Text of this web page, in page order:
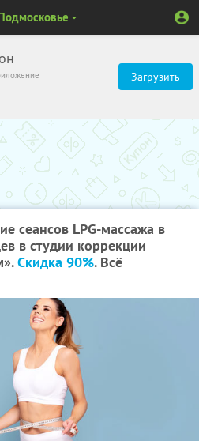
Загрузить
сеансов LPG-массажа в
в студии коррекции
Скидка 90%. Всё